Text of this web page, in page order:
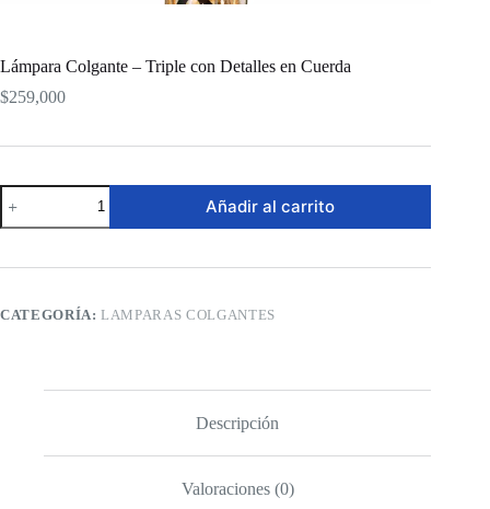
Lámpara Colgante – Triple con Detalles en Cuerda
$259,000
Lámpara
Colgante
-
con
Cuerda
Añadir al carrito
CATEGORÍA:LAMPARAS COLGANTES
Descripción
Valoraciones (0)